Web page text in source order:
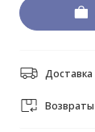
Доставка
Возвраты